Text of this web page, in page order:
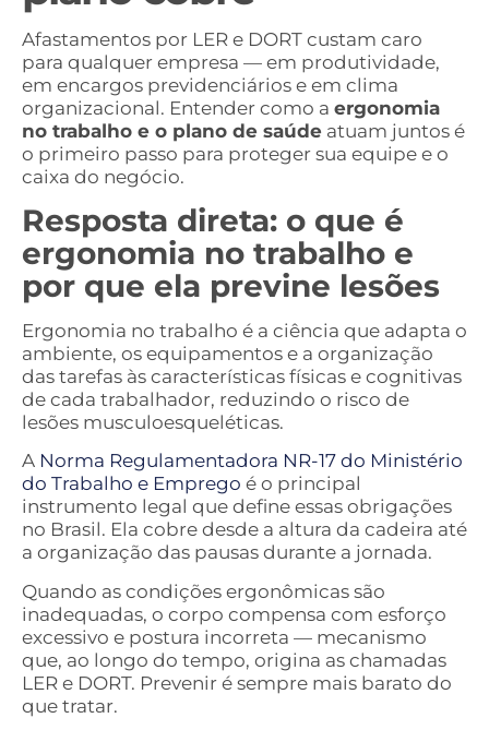
Afastamentos por LER e DORT custam caro
para qualquer empresa — em produtividade,
em encargos previdenciários e em clima
organizacional. Entender como a ergonomia
no trabalho e o plano de saúde atuam juntos é
o primeiro passo para proteger sua equipe e o
caixa do negócio.
Resposta direta: o que é
ergonomia no trabalho e
por que ela previne lesões
Ergonomia no trabalho é a ciência que adapta o
ambiente, os equipamentos e a organização
das tarefas às características físicas e cognitivas
de cada trabalhador, reduzindo o risco de
lesões musculoesqueléticas.
A Norma Regulamentadora NR-17 do Ministério
do Trabalho e Emprego é o principal
instrumento legal que define essas obrigações
no Brasil. Ela cobre desde a altura da cadeira até
a organização das pausas durante a jornada.
Quando as condições ergonômicas são
inadequadas, o corpo compensa com esforço
excessivo e postura incorreta — mecanismo
que, ao longo do tempo, origina as chamadas
LER e DORT. Prevenir é sempre mais barato do
que tratar.